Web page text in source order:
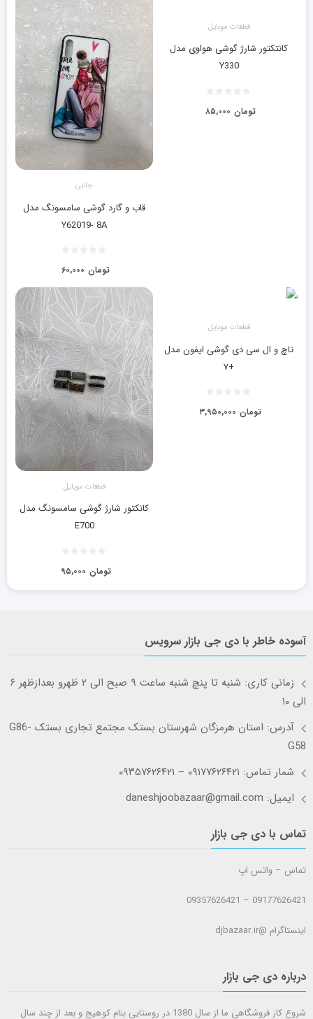
قطعات موبایل
کانتکتور شارژ گوشی هواوی مدل
Y330
۸۵,۰۰۰ تومان
جانبی
قاب و گارد گوشی سامسونگ مدل
Y62019- 8A
۶۰,۰۰۰ تومان
قطعات موبایل
تاچ و ال سی دی گوشی ایفون مدل
+۷
۳,۹۵۰,۰۰۰ تومان
قطعات موبایل
کانکتور شارژ گوشی سامسونگ مدل
E700
۹۵,۰۰۰ تومان
آسوده خاطر با دی جی بازار سرویس
زمانی کاری: شنبه تا پنچ شنبه ساعت ۹ صبح الی ۲ ظهرو بعدازظهر ۶
الی ۱۰
آدرس: استان هرمزگان شهرستان بستک مجتمع تجاری بستک G86-
G58
شمار تماس: ۰۹۱۷۷۶۲۶۴۲۱ – ۰۹۳۵۷۶۲۶۴۲۱
ایمیل: daneshjoobazaar@gmail.com
تماس با دی جی بازار
تماس – واتس اپ
09177626421 – 09357626421
اینستاگرام @djbazaar.ir
درباره دی جی بازار
شروع کار فروشگاهی ما از سال 1380 در روستایی بنام کوهیج و بعد از چند سال